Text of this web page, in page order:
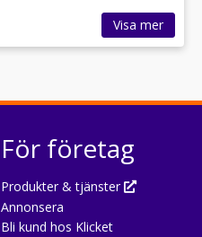
Visa mer
För företag
Produkter & tjänster
Annonsera
Bli kund hos Klicket